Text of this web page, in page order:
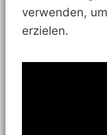
verwenden,
erzielen.